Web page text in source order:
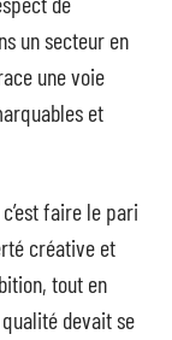
un secteur en
une voie
et
faire le pari
créative et
tout en
devait se